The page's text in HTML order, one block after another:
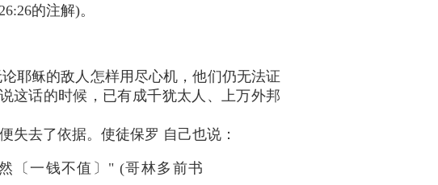
的注解)。
耶稣的敌人怎样用尽心机，他们仍无法证
这话的时候，已有成千犹太人、上万外邦
失去了依据。使徒保罗 自己也说：
〔一钱不值〕" (哥林多前书